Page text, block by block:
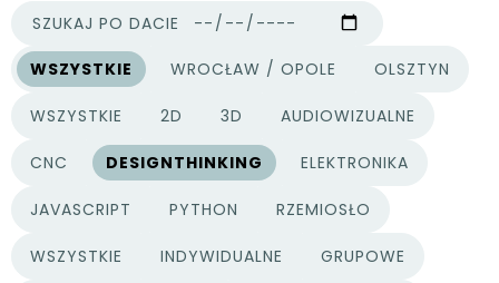
SZUKAJ PO DACIE
WSZYSTKIE
MIASTA
WROCŁAW / OPOLE OLSZTYN
WSZYSTKIE
KATEGORIE PROJEKTÓW
2D 3D AUDIOWIZUALNE
CNC DESIGNTHINKING ELEKTRONIKA
JAVASCRIPT PYTHON RZEMIOSŁO
WSZYSTKIE
TYPY PROJEKTÓW
INDYWIDUALNE GRUPOWE